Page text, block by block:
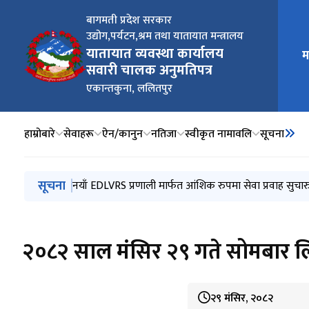
बागमती प्रदेश सरकार
उद्योग,पर्यटन,श्रम तथा यातायात मन्त्रालय
यातायात व्यवस्था कार्यालय
सवारी चालक अनुमतिपत्र
एकान्तकुना, ललितपुर
मुख्य
हाम्रोबारे सेवाहरू ऐन/कानुन नतिजा स्वीकृत नामावलि सूचना
मुख्य नेभिगेसनमा जानुहोस्
सूचना सवारी चालक अनुमतिपत्रका लागि स्वास्थ्य परिक्षण गर्ने
नयाँ EDLVRS प्रणाली मार्फत आंशिक रुपमा सेवा प्रवाह
सवारी चालक अनुमतीपत्र वितरण सम्बन्धी सुचना
सार्वजनिक अनुरोध सम्बन्धमा
२०८३ साल साउन ५ गते लिइने वर्ग (A) Trial परीक्षामा सहभागी
२०८२ साल मंसिर २९ गते सोमबार
२९ मंसिर, २०८२